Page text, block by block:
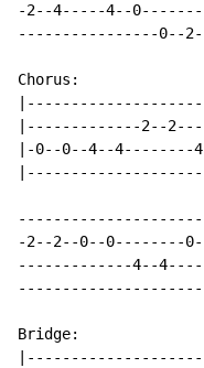
-2--4-----4--
----------------0--
Chorus:
|-------------2--
|-0--0--4--
-2--2--0--0--------
-------------4--
Bridge: